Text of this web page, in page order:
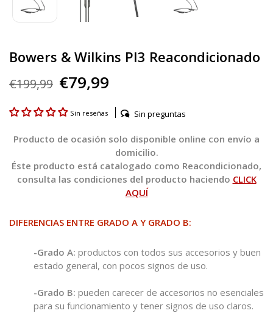
Bowers & Wilkins PI3 Reacondicionado
€199,99 €79,99
Sin reseñas Sin preguntas
Producto de ocasión solo disponible online con envío a
domicilio.
Éste producto está catalogado como Reacondicionado,
consulta las condiciones del producto haciendo CLICK
AQUÍ
DIFERENCIAS ENTRE GRADO A Y GRADO B:
-Grado A: productos con todos sus accesorios y buen
estado general, con pocos signos de uso.
-Grado B: pueden carecer de accesorios no esenciales
para su funcionamiento y tener signos de uso claros.